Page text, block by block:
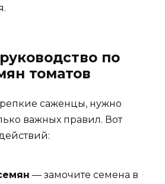
по
томатов
саженцы, нужно
важных правил. Вот
— замочите семена в